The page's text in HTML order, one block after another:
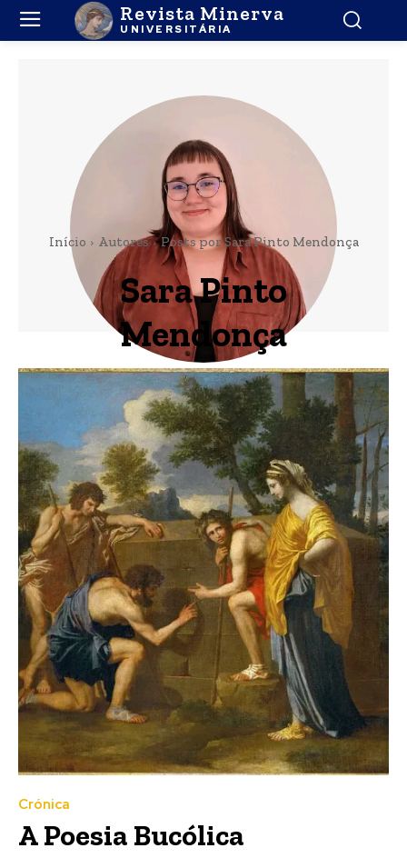
Revista Minerva
UNIVERSITÁRIA
Início Autores Posts por Sara Pinto Mendonça
Sara Pinto
Mendonça
Crónica
A Poesia Bucólica